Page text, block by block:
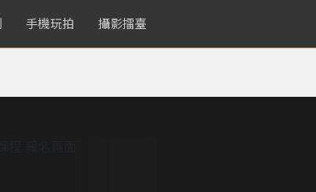
手機玩拍 攝影擂臺